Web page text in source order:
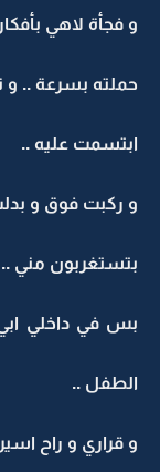
و فجأة لاهي
حملته بسرعة .. و
ابتسمت عليه ..
و ركبت فوق و
بتستغربون مني ..
بس في داخلي
الطفل ..
و قراري و راح